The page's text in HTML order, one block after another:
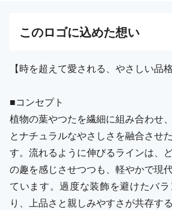
このロゴに込めた想い
【時を超えて愛される、やさしい品格
■コンセプト
植物の葉やつたを繊細に組み合わせ
とナチュラルなやさしさを融合させ
す。流れるように伸びるラインは、
の趣を感じさせつつも、軽やかで現
ています。過度な装飾を避けたバ
り、上品さと親しみやすさが共存す